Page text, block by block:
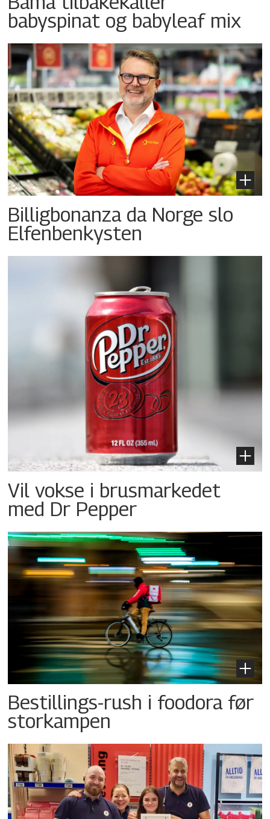
babyspinat og babyleaf mix
Billigbonanza da Norge slo
Elfenbenkysten
Vil vokse i brusmarkedet
med Dr Pepper
Bestillings-rush i foodora før
storkampen